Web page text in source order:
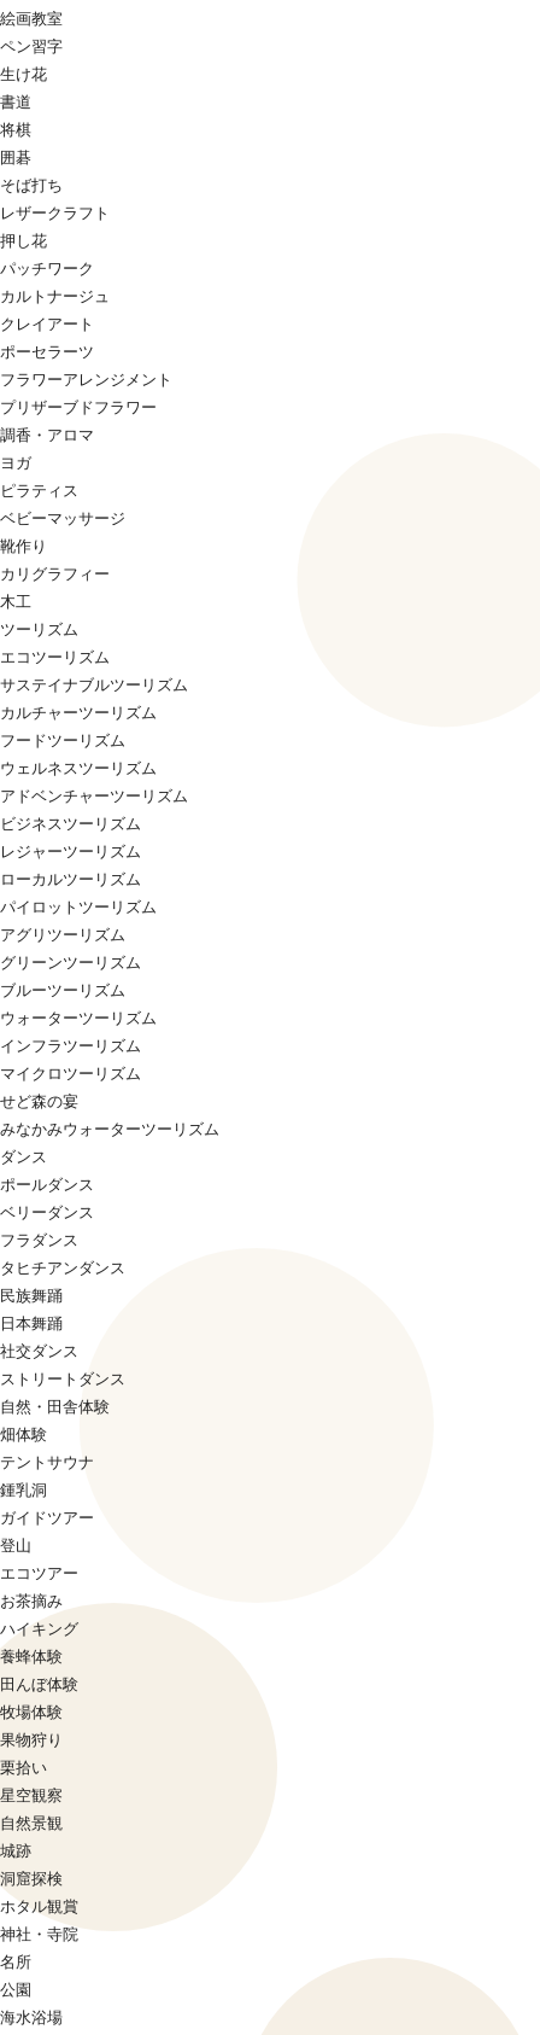
絵画教室
ペン習字
生け花
書道
将棋
囲碁
そば打ち
レザークラフト
押し花
パッチワーク
カルトナージュ
クレイアート
ポーセラーツ
フラワーアレンジメント
プリザーブドフラワー
調香・アロマ
ヨガ
ピラティス
ベビーマッサージ
靴作り
カリグラフィー
木工
ツーリズム
エコツーリズム
サステイナブルツーリズム
カルチャーツーリズム
フードツーリズム
ウェルネスツーリズム
アドベンチャーツーリズム
ビジネスツーリズム
レジャーツーリズム
ローカルツーリズム
パイロットツーリズム
アグリツーリズム
グリーンツーリズム
ブルーツーリズム
ウォーターツーリズム
インフラツーリズム
マイクロツーリズム
せど森の宴
みなかみウォーターツーリズム
ダンス
ポールダンス
ベリーダンス
フラダンス
タヒチアンダンス
民族舞踊
日本舞踊
社交ダンス
ストリートダンス
自然・田舎体験
畑体験
テントサウナ
鍾乳洞
ガイドツアー
登山
エコツアー
お茶摘み
ハイキング
養蜂体験
田んぼ体験
牧場体験
果物狩り
栗拾い
星空観察
自然景観
城跡
洞窟探検
ホタル観賞
神社・寺院
名所
公園
海水浴場